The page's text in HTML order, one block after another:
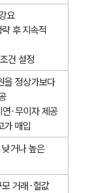
요
후 지속적
건 설정
을 정상가보다
·무이자 제공
가 매입
거나 높은
거래·헐값